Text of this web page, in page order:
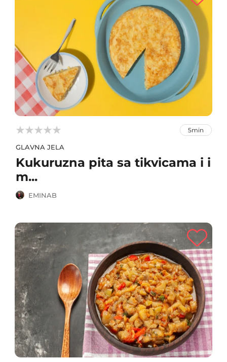


 5min
GLAVNA JELA
Kukuruzna pita sa tikvicama i i
m...
EMINAB